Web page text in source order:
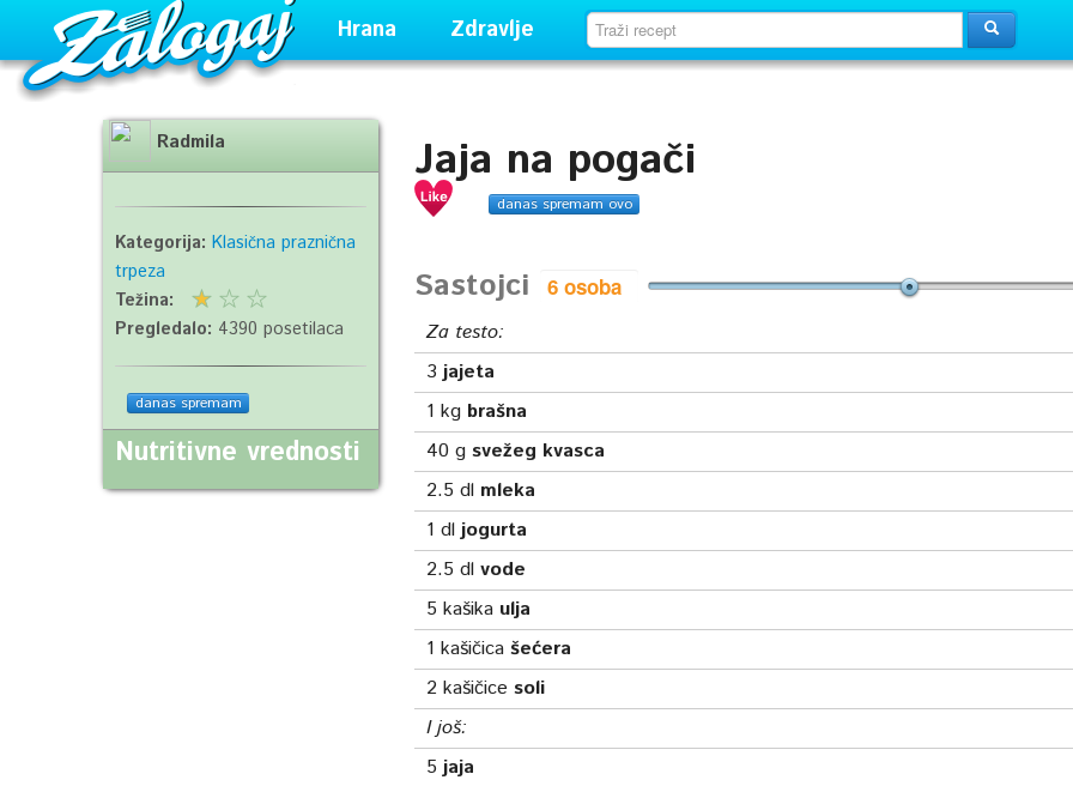
Hrana Zdravlje
Jaja na pogači
danas spremam ovo
Sastojci
Za testo:
3 jajeta
1 kg brašna
40 g svežeg kvasca
2.5 dl mleka
1 dljogurta
2.5 dl vode
5 kašika ulja
1 kašičica šećera
2 kašičice soli
I još:
5 jaja
Radmila
Kategorija: Klasična praznična
trpeza
Težina:
Pregledalo: 4390 posetilaca
danas spremam
Nutritivne vrednosti